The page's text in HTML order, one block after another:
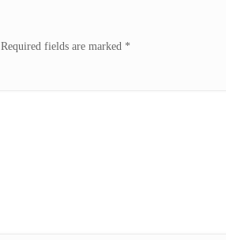
Required fields are marked *